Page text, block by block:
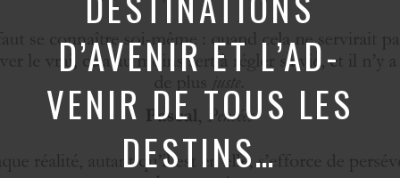
D’AVENIR ET L’AD-
VENIR DE TOUS LES
DESTINS…